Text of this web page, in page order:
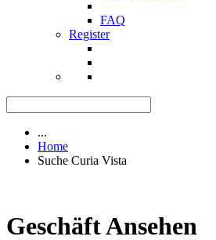
FAQ
Register
...
Home
Suche Curia Vista
Geschäft Ansehen